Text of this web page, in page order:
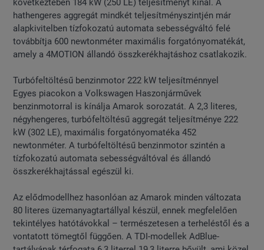
következtében 184 kW (250 LE) teljesítményt kínál. A
hathengeres aggregát mindkét teljesítményszintjén már
alapkivitelben tízfokozatú automata sebességváltó felé
továbbítja 600 newtonméter maximális forgatónyomatékát,
amely a 4MOTION állandó összkerékhajtáshoz csatlakozik.
Turbófeltöltésű benzinmotor 222 kW teljesítménnyel
Egyes piacokon a Volkswagen Haszonjárművek
benzinmotorral is kínálja Amarok sorozatát. A 2,3 literes,
négyhengeres, turbófeltöltésű aggregát teljesítménye 222
kW (302 LE), maximális forgatónyomatéka 452
newtonméter. A turbófeltöltésű benzinmotor szintén a
tízfokozatú automata sebességváltóval és állandó
összkerékhajtással egészül ki.
Az elődmodellhez hasonlóan az Amarok minden változata
80 literes üzemanyagtartállyal készül, ennek megfelelően
tekintélyes hatótávokkal – természetesen a terheléstől és a
vontatott tömegtől függően. A TDI-modellek AdBlue-